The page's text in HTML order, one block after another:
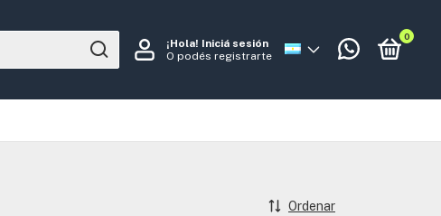
¡Hola! Iniciá sesión
O podés registrarte
0
Ordenar